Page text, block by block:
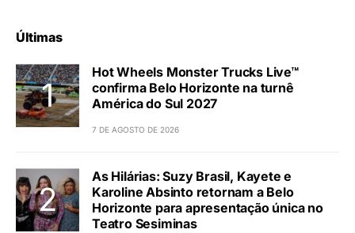
Últimas
Hot Wheels Monster Trucks Live™
confirma Belo Horizonte na turnê
América do Sul 2027
7 DE AGOSTO DE 2026
As Hilárias: Suzy Brasil, Kayete e
Karoline Absinto retornam a Belo
Horizonte para apresentação única no
Teatro Sesiminas